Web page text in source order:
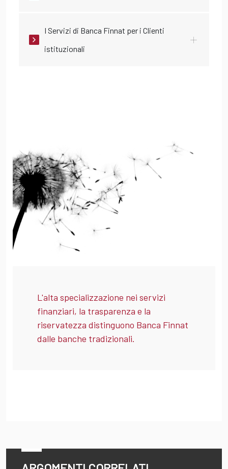
I Servizi di Banca Finnat per i Clienti
istituzionali
L'alta specializzazione nei servizi
finanziari, la trasparenza e la
riservatezza distinguono Banca Finnat
dalle banche tradizionali.